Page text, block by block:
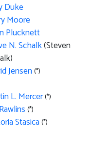
Duke
Moore
Plucknett
N. Schalk(Steven
Jensen(*)
L. Mercer(*)
(*)
Stasica(*)